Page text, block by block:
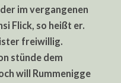
im vergangenen
Flick, so heißt er.
freiwillig.
stünde dem
will Rummenigge